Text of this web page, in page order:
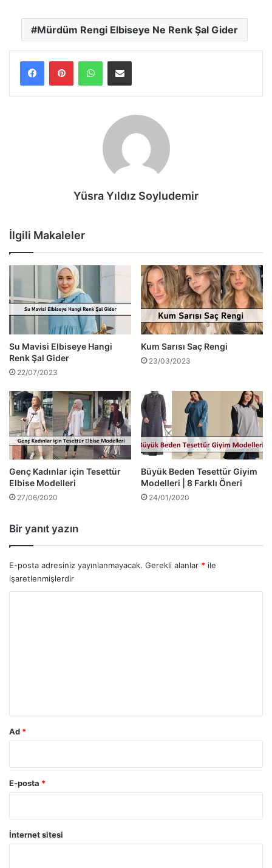
Mürdüm Rengi Elbiseye Ne Renk Şal Gider
WhatsAppE-Posta ile paylaş
Yüsra Yıldız Soyludemir
İlgili Makaleler
Su Mavisi Elbiseye Hangi
Renk Şal Gider
22/07/2023
Kum Sarısı Saç Rengi
23/03/2023
Genç Kadınlar için Tesettür
Elbise Modelleri
27/06/2020
Büyük Beden Tesettür Giyim
Modelleri | 8 Farklı Öneri
24/01/2020
Bir yanıt yazın
E-posta adresiniz yayınlanmayacak. Gerekli alanlar * ile
işaretlenmişlerdir
Ad *
E-posta *
İnternet sitesi